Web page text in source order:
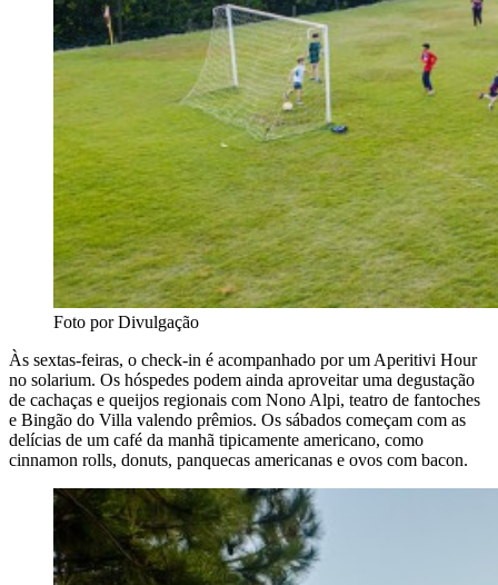
Foto por Divulgação
Às sextas-feiras, o check-in é acompanhado por um Aperitivi Hour
no solarium. Os hóspedes podem ainda aproveitar uma degustação
de cachaças e queijos regionais com Nono Alpi, teatro de fantoches
e Bingão do Villa valendo prêmios. Os sábados começam com as
delícias de um café da manhã tipicamente americano, como
cinnamon rolls, donuts, panquecas americanas e ovos com bacon.